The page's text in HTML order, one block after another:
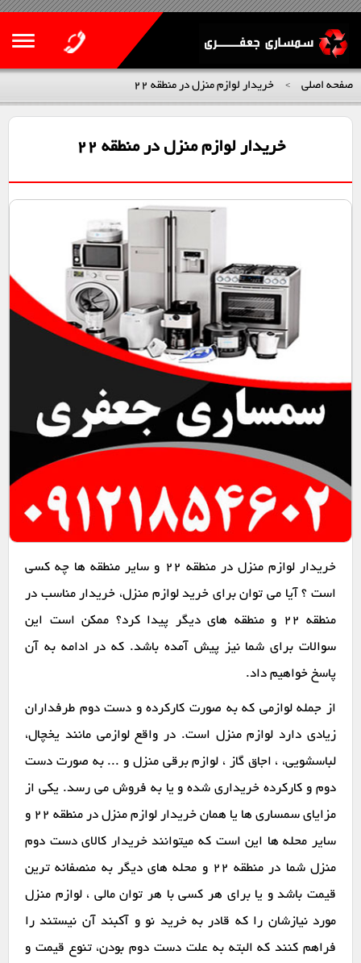
صفحه اصلی > خریدار لوازم منزل در منطقه 22
خریدار لوازم منزل در منطقه 22
خریدار لوازم منزل در منطقه 22 و سایر منطقه ها چه کسی
است ؟ آیا می توان برای خرید لوازم منزل، خریدار مناسب در
منطقه 22 و منطقه های دیگر پیدا کرد؟ ممکن است این
سوالات برای شما نیز پیش آمده باشد. که در ادامه به آن
پاسخ خواهیم داد.
از جمله لوازمی که به صورت کارکرده و دست دوم طرفداران
زیادی دارد لوازم منزل است. در واقع لوازمی مانند یخچال،
لباسشویی، ، اجاق گاز ، لوازم برقی منزل و ... به صورت دست
دوم و کارکرده خریداری شده و یا به فروش می رسد. یکی از
مزایای سمساری ها یا همان خریدار لوازم منزل در منطقه 22 و
سایر محله ها این است که میتوانند خریدار کالای دست دوم
منزل شما در منطقه 22 و محله های دیگر به منصفانه ترین
قیمت باشد و یا برای هر کسی با هر توان مالی ، لوازم منزل
مورد نیازشان را که قادر به خرید نو و آکبند آن نیستند را
فراهم کنند که البته به علت دست دوم بودن، تنوع قیمت و